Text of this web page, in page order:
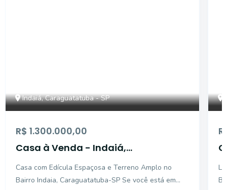
Indaiá, Caraguatatuba - SP
R$ 1.300.000,00
Casa à Venda - Indaiá,
Quartos
Casa com Edícula Espaçosa e Terreno Amplo no
Bairro Indaia, Caraguatatuba-SP Se você está em